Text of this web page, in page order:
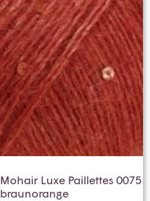
Mohair Luxe Paillettes 0075
braunorange